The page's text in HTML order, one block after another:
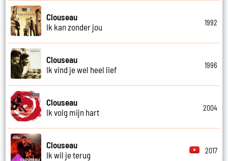
Clouseau
Ik kan zonder jou
1992
Clouseau
Ik vind je wel heel lief
1996
Clouseau
Ik volg mijn hart
2004
Clouseau
Ik wil je terug
2017